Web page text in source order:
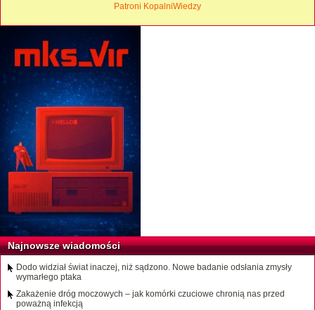
Patroni KopalniWiedzy
Najnowsze wiadomości
Dodo widział świat inaczej, niż sądzono. Nowe badanie odsłania zmysły
wymarłego ptaka
Zakażenie dróg moczowych – jak komórki czuciowe chronią nas przed
poważną infekcją